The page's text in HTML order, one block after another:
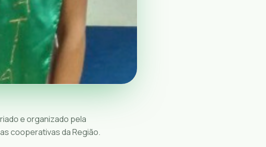
e organizado pela
cooperativas da Região.